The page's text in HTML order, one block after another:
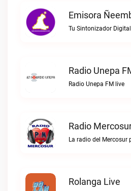
Emisora
Tu Sintonizador
Radio Unepa
Radio Unepa FM live
Radio
Rolanga Live